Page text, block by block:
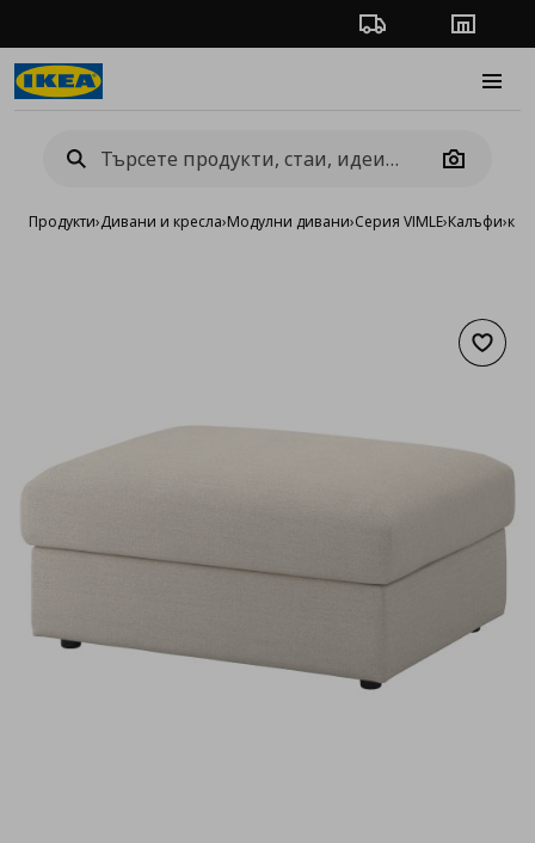
Проследяване на
Camera
Продукти›Дивани и кресла›Модулни дивани›Серия VIMLE›Калъфи›